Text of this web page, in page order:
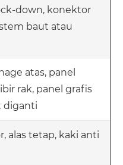
down, konektor
baut atau
atas, panel
rak, panel grafis
diganti
alas tetap, kaki anti